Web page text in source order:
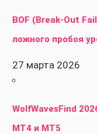
BOF (Break-Out
ложного пробоя
27 марта 2026
WolfWavesFind
MT4 и MT5